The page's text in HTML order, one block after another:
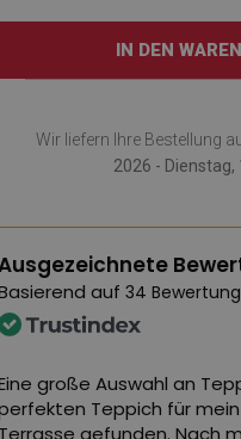
IN DEN
Wir liefern Ihre Bestellung
2026 -
auf 34
große Auswahl an
Teppich für
Terrasse gefunden. Nach